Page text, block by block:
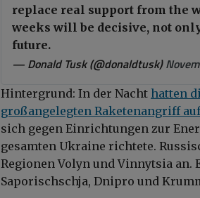
replace real support from the
weeks will be decisive, not
future.
— Donald Tusk (@donaldtusk)
Hintergrund: In der Nacht hatten
großangelegten Raketenangriff
sich gegen Einrichtungen zur
gesamten Ukraine richtete.
Regionen Volyn und Vinnytsia an.
Saporischschja, Dnipro und